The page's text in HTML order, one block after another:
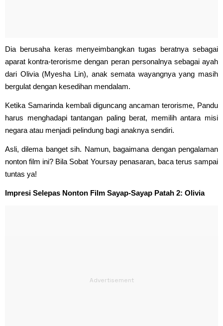
Dia berusaha keras menyeimbangkan tugas beratnya sebagai
aparat kontra-terorisme dengan peran personalnya sebagai ayah
dari Olivia (Myesha Lin), anak semata wayangnya yang masih
bergulat dengan kesedihan mendalam.
Ketika Samarinda kembali diguncang ancaman terorisme, Pandu
harus menghadapi tantangan paling berat, memilih antara misi
negara atau menjadi pelindung bagi anaknya sendiri.
Asli, dilema banget sih. Namun, bagaimana dengan pengalaman
nonton film ini? Bila Sobat Yoursay penasaran, baca terus sampai
tuntas ya!
Impresi Selepas Nonton Film Sayap-Sayap Patah 2: Olivia